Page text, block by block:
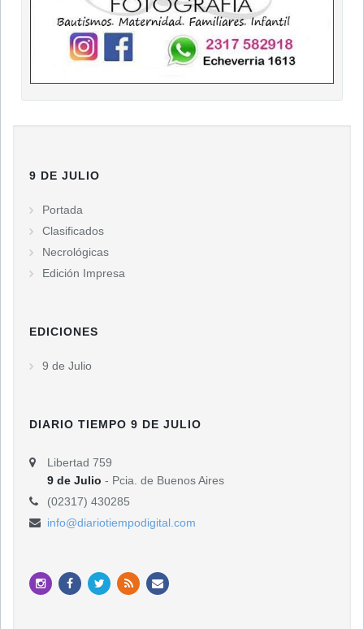
9 DE JULIO
Portada
Clasificados
Necrológicas
Edición Impresa
EDICIONES
9 de Julio
DIARIO TIEMPO 9 DE JULIO
Libertad 759
9 de Julio - Pcia. de Buenos Aires
(02317) 430285
info@diariotiempodigital.com